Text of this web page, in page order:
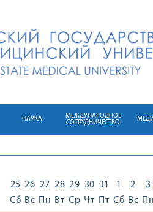
НАУКА
МЕЖДУНАРОДНОЕ
СОТРУДНИЧЕСТВО
25
Сб
26
Вс
27
Пн
28
Вт
29
Ср
30
Чт
31
Пт
1
Сб
2
Вс
3